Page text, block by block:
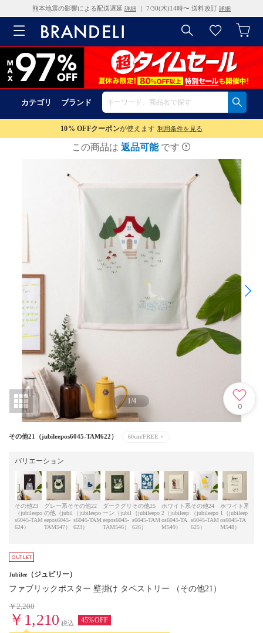
熊本地震の影響による配送遅延 詳細 ｜ 7/30(木)14時〜 送料改訂 詳細
カテゴリ ブランド
10% OFFクーポンが使えます 利用条件を見る
この商品は 返品可能 です
1/4
0
その他21（jubileepos6045-TAM622） 60cm/FREE ×
バリエーション
その他23
（jubileepo
s6045-TAM
624）
グレー系そ
の他（jubil
eepos6045-
TAM547）
その他22
（jubileepo
s6045-TAM
623）
ダークグリ
ーン（jubil
eepos6045-
TAM546）
その他25
（jubileepo
s6045-TAM
626）
ホワイト系
2（jubileep
os6045-TA
M549）
その他24
（jubileepo
s6045-TAM
625）
ホワイト系
1（jubileep
os6045-TA
M548）
Jubilee （ジュビリー）
ファブリックポスター 壁掛け タペストリー （その他21）
￥2,200
￥1,210 税込 45%OFF